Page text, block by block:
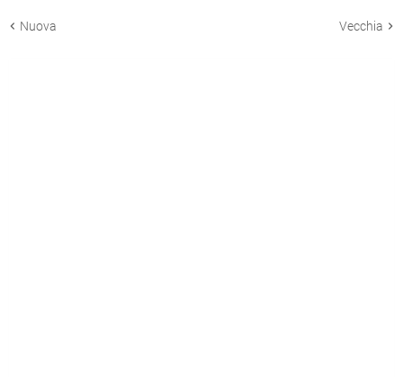
Nuova Vecchia